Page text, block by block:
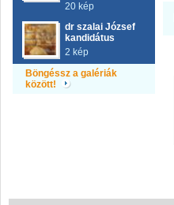
20 kép
dr szalai József
kandidátus
2 kép
Böngéssz a galériák
között!